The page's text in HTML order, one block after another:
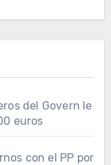
del Govern le
euros
con el PP por